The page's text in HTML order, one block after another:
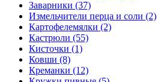
Заварники (37)
Измельчители перца и соли (2)
Картофелемялки (2)
Кастрюли (55)
Кисточки (1)
Ковши (8)
Креманки (12)